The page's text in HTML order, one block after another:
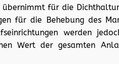
übernimmt für die
für die Behebung des
werden
Wert der gesamten